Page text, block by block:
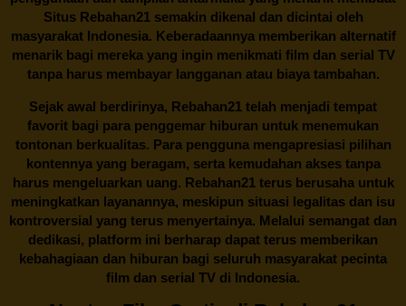
Situs Rebahan21semakin dikenal dan dicintai oleh
masyarakat Indonesia. Keberadaannya memberikan alternatif
menarik bagi mereka yang ingin menikmati film dan serial TV
tanpa harus membayar langganan atau biaya tambahan.
Sejak awal berdirinya, Rebahan21 telah menjadi tempat
favorit bagi para penggemar hiburan untuk menemukan
tontonan berkualitas. Para pengguna mengapresiasi pilihan
kontennya yang beragam, serta kemudahan akses tanpa
harus mengeluarkan uang. Rebahan21terus berusaha untuk
meningkatkan layanannya, meskipun situasi legalitas dan isu
kontroversial yang terus menyertainya. Melalui semangat dan
dedikasi, platform ini berharap dapat terus memberikan
kebahagiaan dan hiburan bagi seluruh masyarakat pecinta
film dan serial TV di Indonesia.